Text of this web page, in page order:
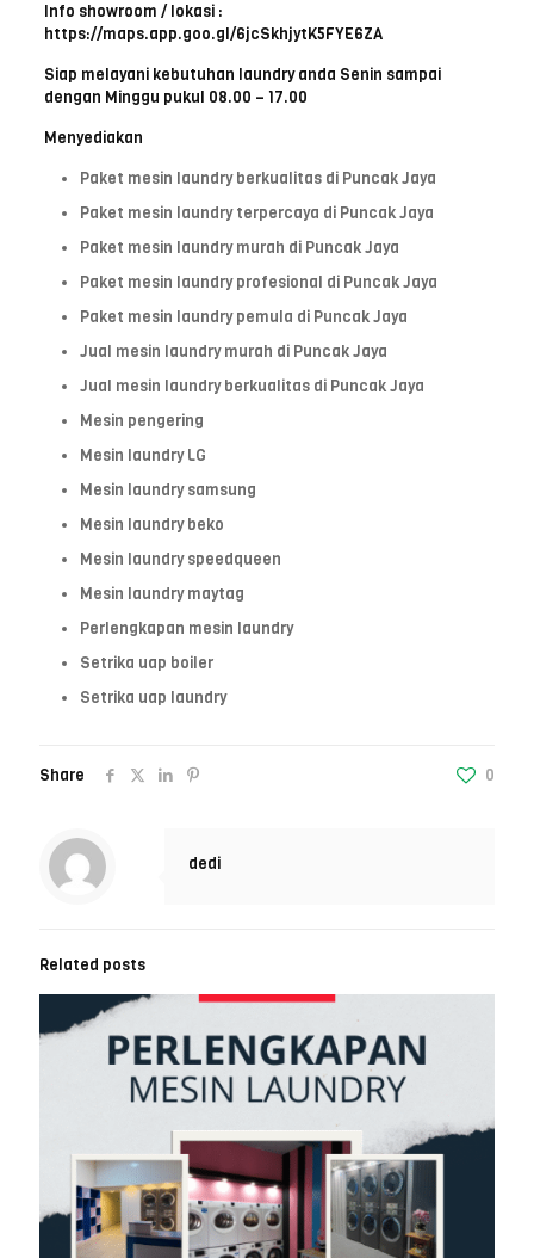
Info showroom / lokasi :
https://maps.app.goo.gl/6jcSkhjytK5FYE6ZA
Siap melayani kebutuhan laundry anda Senin sampai
dengan Minggu pukul 08.00 – 17.00
Menyediakan
Paket mesin laundry berkualitas di Puncak Jaya
Paket mesin laundry terpercaya di Puncak Jaya
Paket mesin laundry murah di Puncak Jaya
Paket mesin laundry profesional di Puncak Jaya
Paket mesin laundry pemula di Puncak Jaya
Jual mesin laundry murah di Puncak Jaya
Jual mesin laundry berkualitas di Puncak Jaya
Mesin pengering
Mesin laundry LG
Mesin laundry samsung
Mesin laundry beko
Mesin laundry speedqueen
Mesin laundry maytag
Perlengkapan mesin laundry
Setrika uap boiler
Setrika uap laundry
Share 0
dedi
Related posts